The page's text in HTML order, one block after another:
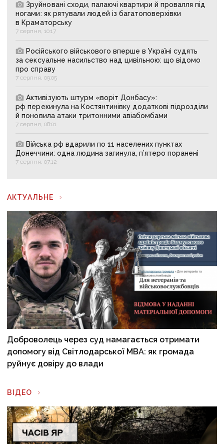
Зруйновані сходи, палаючі квартири й провалля під
ногами: як рятували людей із багатоповерхівки
в Краматорську
7 серпня, 10:17
Російського військового вперше в Україні судять
за сексуальне насильство над цивільною: що відомо
про справу
7 серпня, 09:05
Активізують штурм «воріт Донбасу»:
рф перекинула на Костянтинівку додаткові підрозділи
й поновила атаки тритонними авіабомбами
7 серпня, 08:01
Війська рф вдарили по 11 населених пунктах
Донеччини: одна людина загинула, п’ятеро поранені
7 серпня, 07:12
АКТУАЛЬНЕ
Доброволець через суд намагається отримати
допомогу від Світлодарської МВА: як громада
руйнує довіру до влади
ВІДЕО